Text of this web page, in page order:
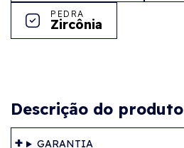
PEDRA
Zircônia
Descrição do produto
GARANTIA